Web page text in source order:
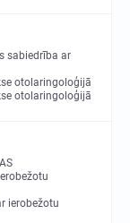
sabiedrība ar
otolaringoloģijā
otolaringoloģijā
ierobežotu